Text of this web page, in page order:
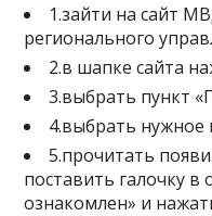
1.зайти на сайт
регионального
2.в шапке сайта
3.выбрать пункт
4.выбрать нужное
5.прочитать
поставить галочку
ознакомлен» и